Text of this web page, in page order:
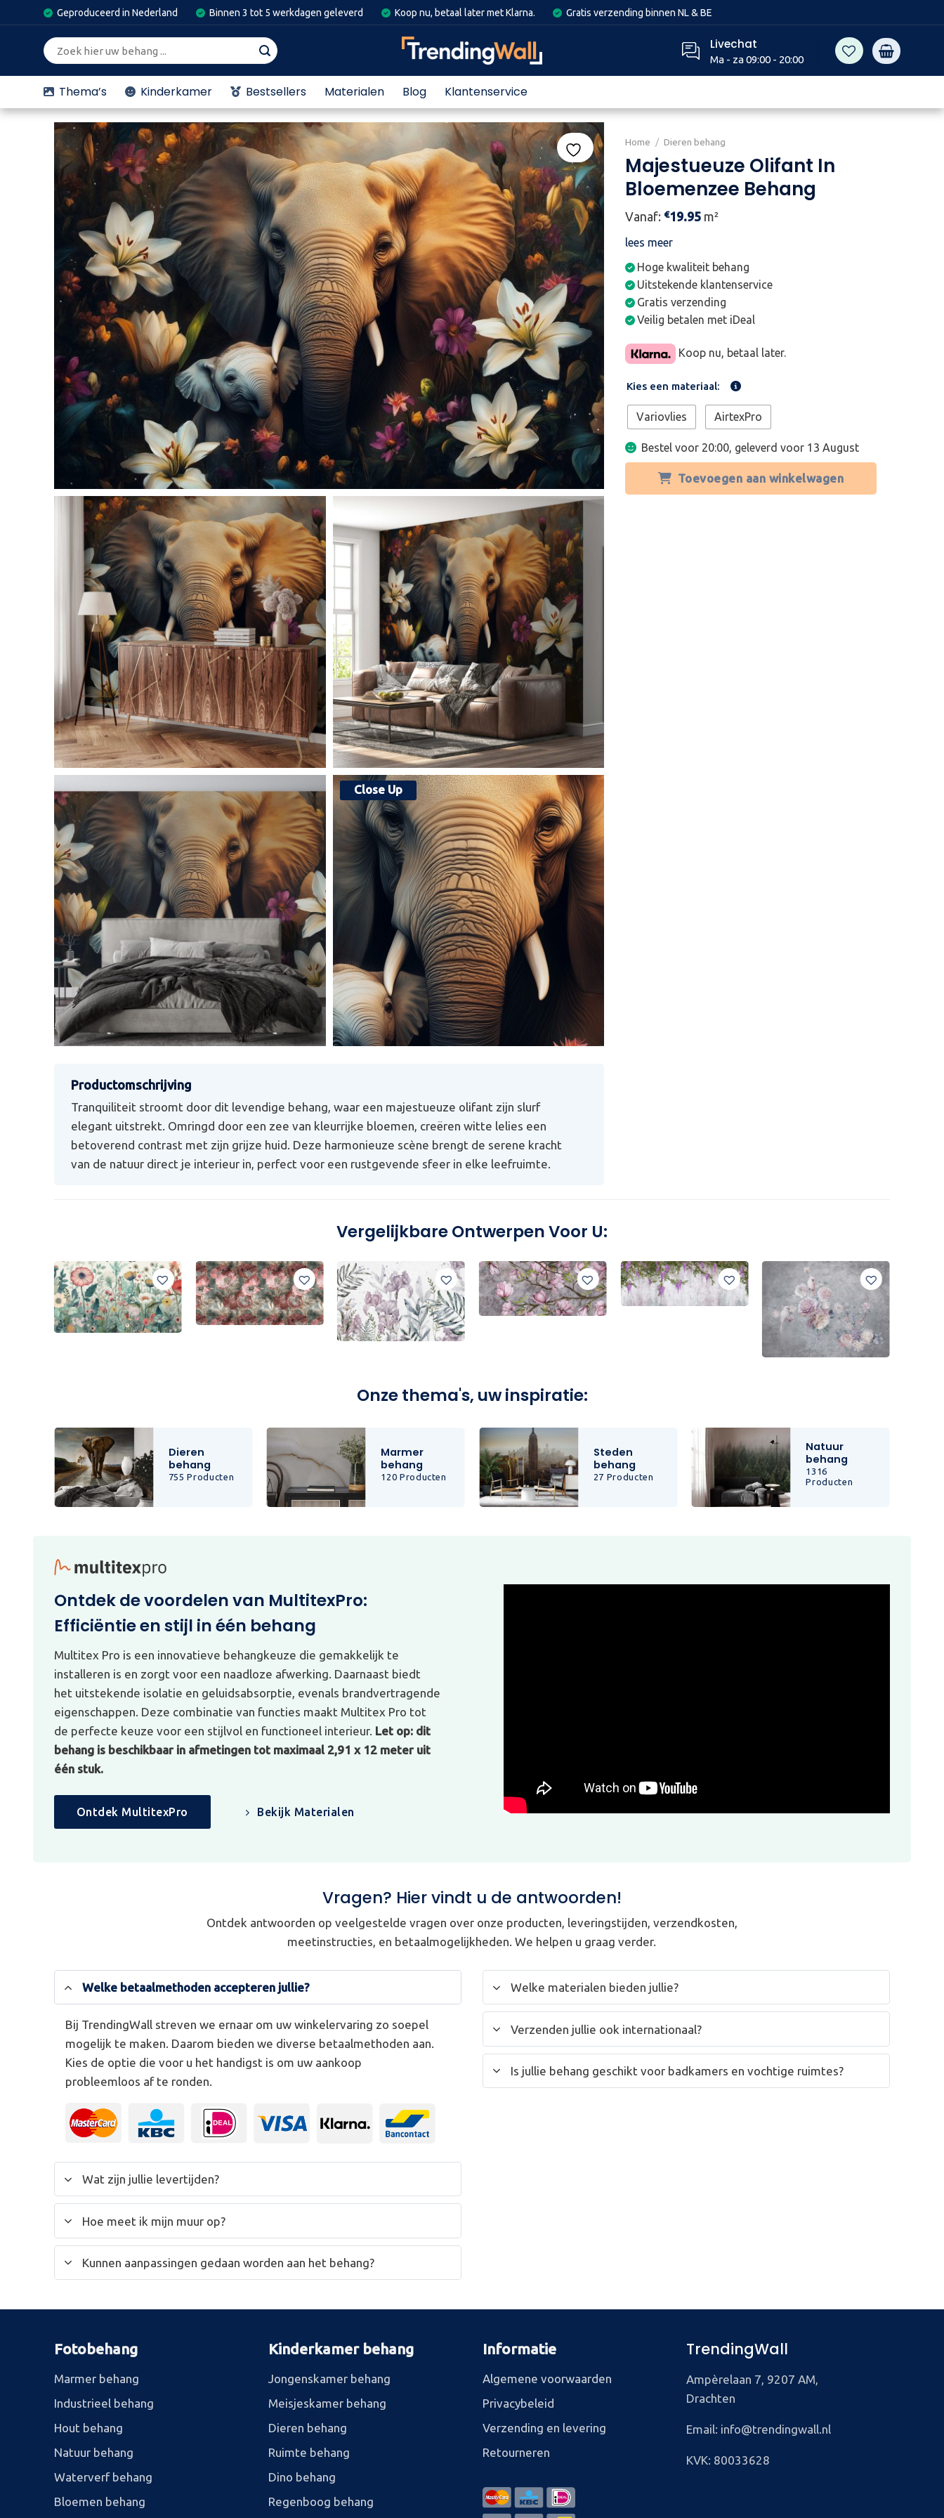
to
Geproduceerd in Nederland Binnen 3 tot 5 werkdagen geleverd Koop nu, betaal later met Klarna. Gratis verzending binnen NL & BE
Zoeken
naar:
Livechat
Ma - za 09:00 - 20:00
Thema’s Kinderkamer Bestsellers Materialen Blog Klantenservice
Home / Dieren behang
Majestueuze Olifant In
Bloemenzee Behang
Vanaf: €19.95 m²
lees meer
Hoge kwaliteit behang
Uitstekende klantenservice
Gratis verzending
Veilig betalen met iDeal
Koop nu, betaal later.
Kies een materiaal:
Variovlies AirtexPro
Bestel voor 20:00, geleverd voor 13 August
Toevoegen aan winkelwagen
Tranquiliteit stroomt door dit levendige behang, waar een majestueuze olifant zijn slurf
elegant uitstrekt. Omringd door een zee van kleurrijke bloemen, creëren witte lelies een
betoverend contrast met zijn grijze huid. Deze harmonieuze scène brengt de serene kracht
van de natuur direct je interieur in, perfect voor een rustgevende sfeer in elke leefruimte.
Vergelijkbare Ontwerpen Voor U:
Onze thema's, uw inspiratie:
Dieren
behang
755 Producten
Marmer
behang
120 Producten
Steden
behang
27 Producten
Natuur
behang
1316
Producten
Ontdek de voordelen van MultitexPro:
Efficiëntie en stijl in één behang
Multitex Pro is een innovatieve behangkeuze die gemakkelijk te
installeren is en zorgt voor een naadloze afwerking. Daarnaast biedt
het uitstekende isolatie en geluidsabsorptie, evenals brandvertragende
eigenschappen. Deze combinatie van functies maakt Multitex Pro tot
de perfecte keuze voor een stijlvol en functioneel interieur. Let op: dit
behang is beschikbaar in afmetingen tot maximaal 2,91 x 12 meter uit
één stuk.
Ontdek MultitexPro Bekijk Materialen
Vragen? Hier vindt u de antwoorden!
Ontdek antwoorden op veelgestelde vragen over onze producten, leveringstijden, verzendkosten,
meetinstructies, en betaalmogelijkheden. We helpen u graag verder.
Welke betaalmethoden accepteren jullie?
Bij TrendingWall streven we ernaar om uw winkelervaring zo soepel
mogelijk te maken. Daarom bieden we diverse betaalmethoden aan.
Kies de optie die voor u het handigst is om uw aankoop
probleemloos af te ronden.
Wat zijn jullie levertijden?
Hoe meet ik mijn muur op?
Kunnen aanpassingen gedaan worden aan het behang?
Welke materialen bieden jullie?
Verzenden jullie ook internationaal?
Is jullie behang geschikt voor badkamers en vochtige ruimtes?
Fotobehang
Marmer behang
Industrieel behang
Hout behang
Natuur behang
Waterverf behang
Bloemen behang
Kinderkamer behang
Jongenskamer behang
Meisjeskamer behang
Dieren behang
Ruimte behang
Dino behang
Regenboog behang
Informatie
Algemene voorwaarden
Privacybeleid
Verzending en levering
Retourneren
TrendingWall
Ampèrelaan 7, 9207 AM,
Drachten
Email: info@trendingwall.nl
KVK: 80033628